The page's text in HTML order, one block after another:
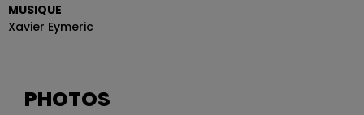
MUSIQUE
Xavier Eymeric
PHOTOS